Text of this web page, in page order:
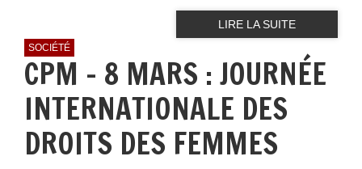
LIRE LA SUITE
SOCIÉTÉ
CPM - 8 MARS : JOURNÉE
INTERNATIONALE DES
DROITS DES FEMMES